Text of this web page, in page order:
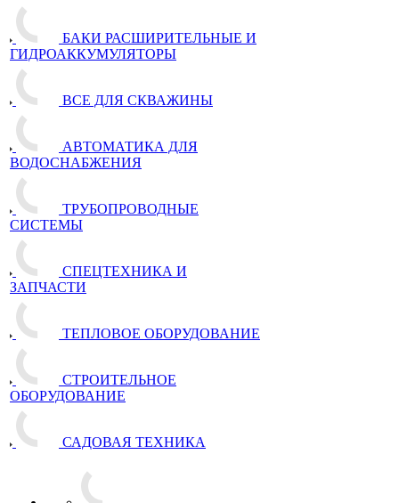
БАКИ РАСШИРИТЕЛЬНЫЕ И
ГИДРОАККУМУЛЯТОРЫ
ВСЕ ДЛЯ СКВАЖИНЫ
АВТОМАТИКА ДЛЯ
ВОДОСНАБЖЕНИЯ
ТРУБОПРОВОДНЫЕ
СИСТЕМЫ
СПЕЦТЕХНИКА И
ЗАПЧАСТИ
ТЕПЛОВОЕ ОБОРУДОВАНИЕ
СТРОИТЕЛЬНОЕ
ОБОРУДОВАНИЕ
САДОВАЯ ТЕХНИКА